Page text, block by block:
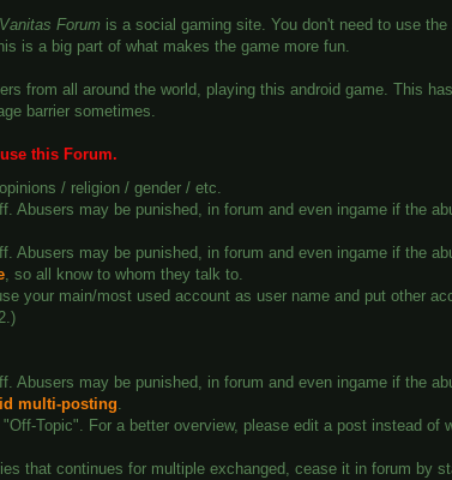
Forum is a social gaming site. You don't need to use
is a big part of what makes the game more fun.
from all around the world, playing this android game. This
barrier sometimes.
this Forum.
/ religion / gender / etc.
Abusers may be punished, in forum and even ingame if the
Abusers may be punished, in forum and even ingame if the
, so all know to whom they talk to.
your main/most used account as user name and put other
Abusers may be punished, in forum and even ingame if the
multi-posting.
Topic". For a better overview, please edit a post instead of
that continues for multiple exchanged, cease it in forum by